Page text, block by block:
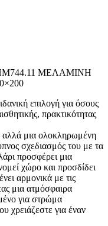
ΜΕΛΑΜΙΝΗ
επιλογή για όσους
πρακτικότητας
αλλά μια ολοκληρωμένη
σχεδιασμός του με τα
προσφέρει μια
χώρο και προσδίδει
αρμονικά με τις
μια ατμόσφαιρα
για στρώμα
χρειάζεστε για έναν